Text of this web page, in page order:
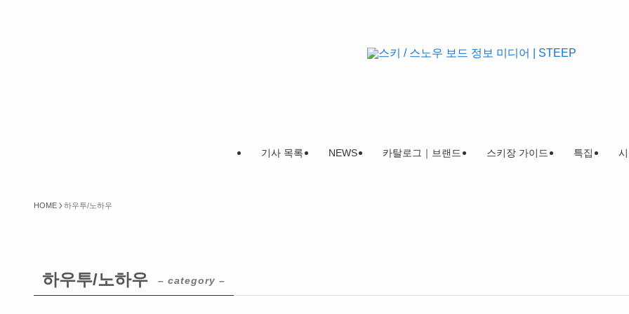
기사 목록 NEWS 카탈로그｜브랜드 스키장 가이드 특집
HOME 하우투/노하우
하우투/노하우 – category –